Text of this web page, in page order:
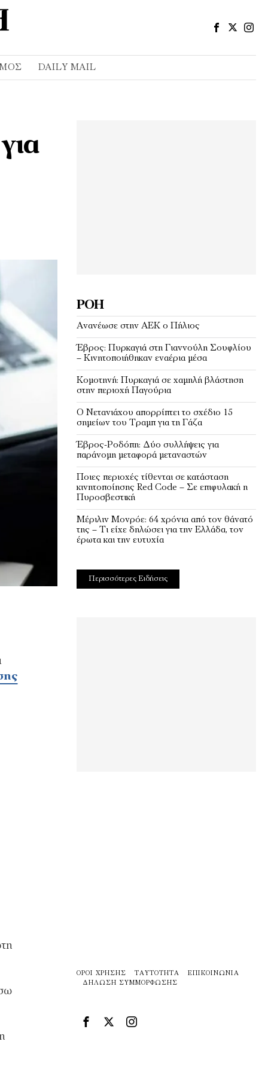
DAILY MAIL
ΡΟΉ
Ανανέωσε στην ΑΕΚ ο Πήλιος
Έβρος: Πυρκαγιά στη Γιαννούλη Σουφλίου
– Κινητοποιήθηκαν εναέρια μέσα
Κομοτηνή: Πυρκαγιά σε χαμηλή βλάστηση
στην περιοχή Παγούρια
Ο Νετανιάχου απορρίπτει το σχέδιο 15
σημείων του Τραμπ για τη Γάζα
Έβρος-Ροδόπη: Δύο συλλήψεις για
παράνομη μεταφορά μεταναστών
Ποιες περιοχές τίθενται σε κατάσταση
κινητοποίησης Red Code – Σε επιφυλακή η
Πυροσβεστική
Μέριλιν Μονρόε: 64 χρόνια από τον θάνατό
της – Τι είχε δηλώσει για την Ελλάδα, τον
έρωτα και την ευτυχία
Περισσότερες Ειδήσεις
ΌΡΟΙ ΧΡΉΣΗΣ ΤΑΥΤΌΤΗΤΑ
ΕΠΙΚΟΙΝΩΝΊΑ
ΔΉΛΩΣΗ ΣΥΜΜΌΡΦΩΣΗΣ